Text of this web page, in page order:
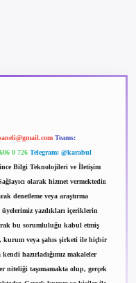
Teams:
0 726 Telegram: @karabul
Bilgi Teknolojileri ve İletişim
olarak hizmet vermektedir.
denetleme veya araştırma
yazdıkları içeriklerin
bu sorumluluğu kabul etmiş
kurum veya şahıs şirketi ile hiçbir
hazırladığımız makaleler
niteliği taşımamakta olup, gerçek